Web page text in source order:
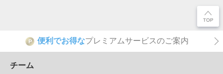
P 便利でお得なプレミアムサービスのご案内
チーム